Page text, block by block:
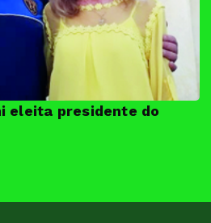
eleita presidente do